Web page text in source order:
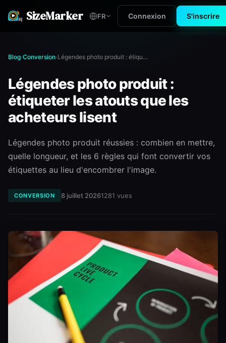
SizeMarker FR Connexion S'inscrire
Blog›Conversion› Légendes photo produit : étiqueter les atouts que les acheteurs lisent
Légendes photo produit :
étiqueter les atouts que les
acheteurs lisent
Légendes photo produit réussies : combien en mettre,
quelle longueur, et les 6 règles qui font convertir vos
étiquettes au lieu d'encombrer l'image.
CONVERSION 8 juillet 20261281 vues